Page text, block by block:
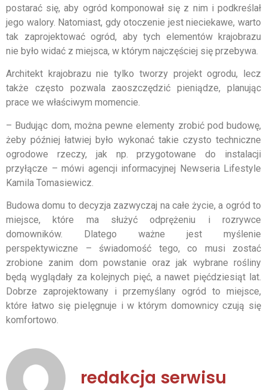
postarać się, aby ogród komponował się z nim i podkreślał
jego walory. Natomiast, gdy otoczenie jest nieciekawe, warto
tak zaprojektować ogród, aby tych elementów krajobrazu
nie było widać z miejsca, w którym najczęściej się przebywa.
Architekt krajobrazu nie tylko tworzy projekt ogrodu, lecz
także często pozwala zaoszczędzić pieniądze, planując
prace we właściwym momencie.
– Budując dom, można pewne elementy zrobić pod budowę,
żeby później łatwiej było wykonać takie czysto techniczne
ogrodowe rzeczy, jak np. przygotowane do instalacji
przyłącze – mówi agencji informacyjnej Newseria Lifestyle
Kamila Tomasiewicz.
Budowa domu to decyzja zazwyczaj na całe życie, a ogród to
miejsce, które ma służyć odprężeniu i rozrywce
domowników. Dlatego ważne jest myślenie
perspektywiczne – świadomość tego, co musi zostać
zrobione zanim dom powstanie oraz jak wybrane rośliny
będą wyglądały za kolejnych pięć, a nawet pięćdziesiąt lat.
Dobrze zaprojektowany i przemyślany ogród to miejsce,
które łatwo się pielęgnuje i w którym domownicy czują się
komfortowo.
redakcja serwisu